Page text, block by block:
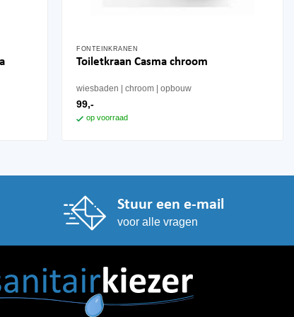
FONTEINKRANEN
Toiletkraan Casma chroom
wiesbaden chroom opbouw
99,-
op voorraad
Stuur een e-mail
voor alle vragen